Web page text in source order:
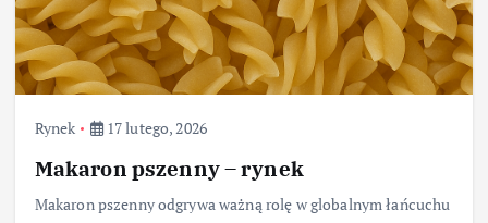
Rynek 17 lutego, 2026
Makaron pszenny – rynek
Makaron pszenny odgrywa ważną rolę w globalnym łańcuchu